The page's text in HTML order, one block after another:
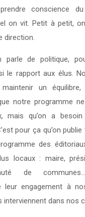
conscience
on vit. Petit à petit,
direction.
parle de politique,
le rapport aux élus.
un
notre programme
mais qu’on a
pour ça qu’on
des
locaux : maire,
de
leur engagement à
interviennent dans nos